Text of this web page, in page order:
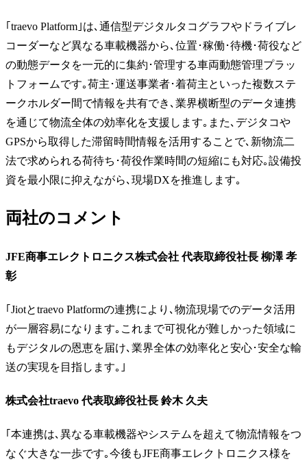
｢traevo Platform｣は､通信型デジタルタコグラフやドライブレ
コーダーなど異なる車載機器から､位置･稼働･待機･荷役など
の動態データを一元的に集約･管理する車両動態管理プラッ
トフォームです｡荷主･運送事業者･着荷主といった複数ステ
ークホルダー間で情報を共有でき､業界横断型のデータ連携
を通じて物流全体の効率化を支援します｡また､デジタコや
GPSから取得した滞留時間情報を活用することで､新物流二
法で求められる荷待ち･荷役作業時間の短縮にも対応｡設備投
資を最小限に抑えながら､現場DXを推進します｡
両社のコメント
JFE商事エレクトロニクス株式会社 代表取締役社長 柳澤 孝
彰
｢Jiotとtraevo Platformの連携により､物流現場でのデータ活用
が一層容易になります｡これまで可視化が難しかった領域に
もデジタルの恩恵を届け､業界全体の効率化と安心･安全な輸
送の実現を目指します｡｣
株式会社traevo 代表取締役社長 鈴木 久夫
｢本連携は､異なる車載機器やシステムを超えて物流情報をつ
なぐ大きな一歩です｡今後もJFE商事エレクトロニクス様を